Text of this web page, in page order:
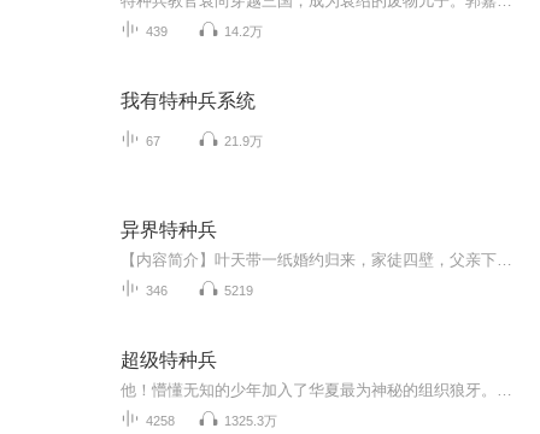
439 14.2万
我有特种兵系统
67 21.9万
异界特种兵
346 5219
超级特种兵
4258 1325.3万